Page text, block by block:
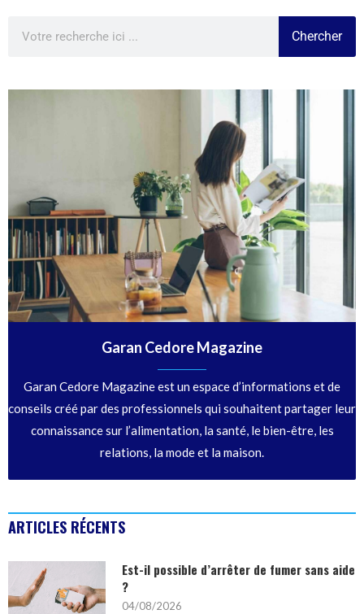
Chercher
Garan Cedore Magazine
Garan Cedore Magazine est un espace d’informations et de
conseils créé par des professionnels qui souhaitent partager leur
connaissance sur l’alimentation, la santé, le bien-être, les
relations, la mode et la maison.
ARTICLES RÉCENTS
Est-il possible d’arrêter de fumer sans aide
?
04/08/2026